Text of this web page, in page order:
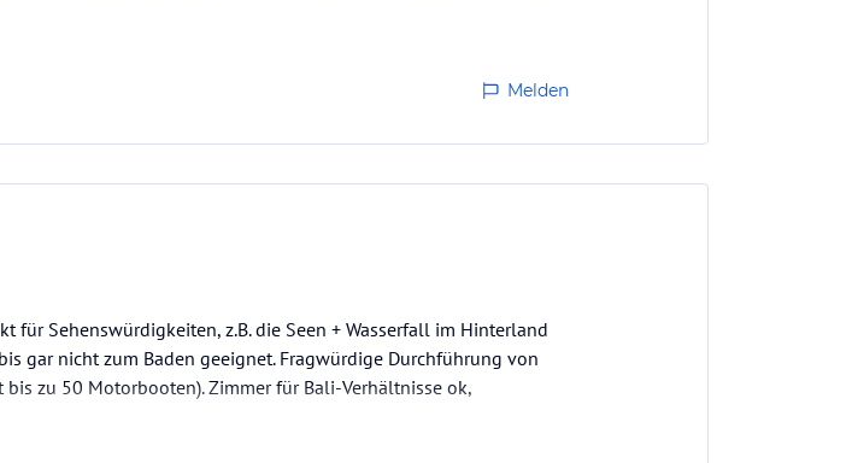
Melden
für Sehenswürdigkeiten, z.B. die Seen + Wasserfall im Hinterland
gar nicht zum Baden geeignet. Fragwürdige Durchführung von
zu 50 Motorbooten). Zimmer für Bali-Verhältnisse ok,